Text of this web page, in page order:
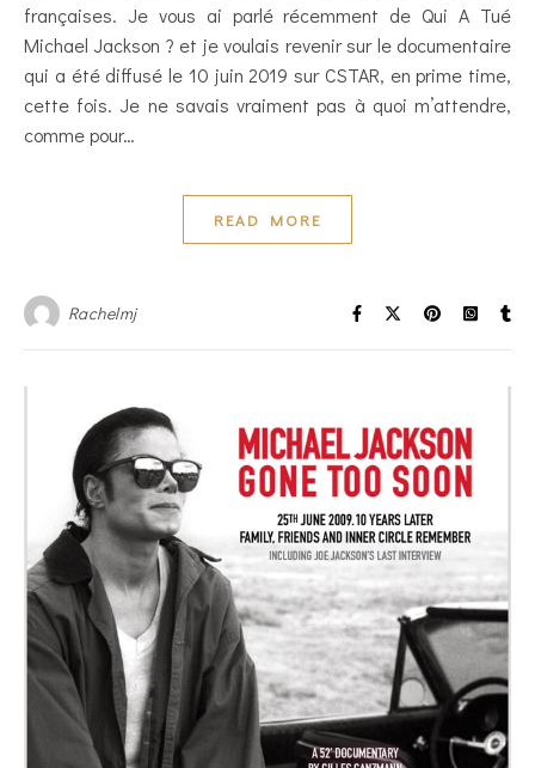
françaises. Je vous ai parlé récemment de Qui A Tué
Michael Jackson ? et je voulais revenir sur le documentaire
qui a été diffusé le 10 juin 2019 sur CSTAR, en prime time,
cette fois. Je ne savais vraiment pas à quoi m’attendre,
comme pour…
READ MORE
Rachelmj